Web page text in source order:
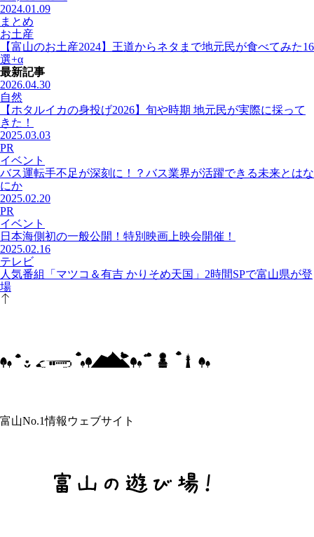
2024.01.09
まとめ
お土産
【富山のお土産2024】王道からネタまで地元民が食べてみた16
選+α
最新記事
2026.04.30
自然
【ホタルイカの身投げ2026】旬や時期 地元民が実際に採って
きた！
2025.03.03
PR
イベント
バス運転手不足が深刻に！？バス業界が活躍できる未来とはな
にか
2025.02.20
PR
イベント
日本海側初の一般公開！特別映画上映会開催！
2025.02.16
テレビ
人気番組「マツコ＆有吉 かりそめ天国」2時間SPで富山県が登
場
富山No.1情報ウェブサイト